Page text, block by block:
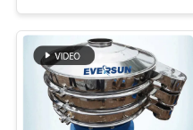
করুন
উদ্ধৃতির